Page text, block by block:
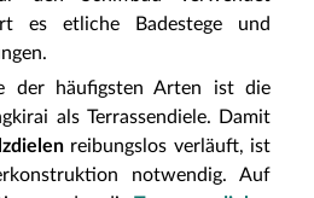
es etliche Badestege und
der häufigsten Arten ist die
als Terrassendiele. Damit
reibungslos verläuft, ist
notwendig. Auf